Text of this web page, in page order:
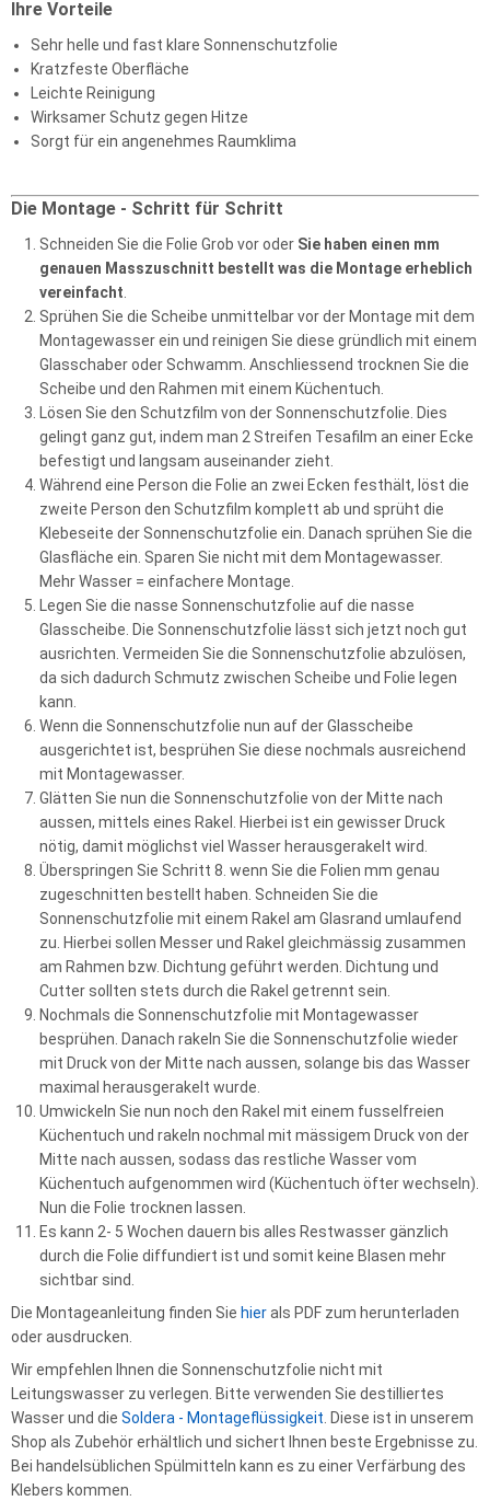
Ihre Vorteile
Sehr helle und fast klare Sonnenschutzfolie
Kratzfeste Oberfläche
Leichte Reinigung
Wirksamer Schutz gegen Hitze
Sorgt für ein angenehmes Raumklima
Die Montage - Schritt für Schritt
Schneiden Sie die Folie Grob vor oder Sie haben einen mm
genauen Masszuschnitt bestellt was die Montage erheblich
vereinfacht
Sprühen Sie die Scheibe unmittelbar vor der Montage mit dem
Montagewasser ein und reinigen Sie diese gründlich mit einem
Glasschaber oder Schwamm. Anschliessend trocknen Sie die
Scheibe und den Rahmen mit einem Küchentuch.
Lösen Sie den Schutzfilm von der Sonnenschutzfolie. Dies
gelingt ganz gut, indem man 2 Streifen Tesafilm an einer Ecke
befestigt und langsam auseinander zieht.
Während eine Person die Folie an zwei Ecken festhält, löst die
zweite Person den Schutzfilm komplett ab und sprüht die
Klebeseite der Sonnenschutzfolie ein. Danach sprühen Sie die
Glasfläche ein. Sparen Sie nicht mit dem Montagewasser.
Mehr Wasser = einfachere Montage.
Legen Sie die nasse Sonnenschutzfolie auf die nasse
Glasscheibe. Die Sonnenschutzfolie lässt sich jetzt noch gut
ausrichten. Vermeiden Sie die Sonnenschutzfolie abzulösen,
da sich dadurch Schmutz zwischen Scheibe und Folie legen
kann.
Wenn die Sonnenschutzfolie nun auf der Glasscheibe
ausgerichtet ist, besprühen Sie diese nochmals ausreichend
mit Montagewasser.
Glätten Sie nun die Sonnenschutzfolie von der Mitte nach
aussen, mittels eines Rakel. Hierbei ist ein gewisser Druck
nötig, damit möglichst viel Wasser herausgerakelt wird.
Überspringen Sie Schritt 8. wenn Sie die Folien mm genau
zugeschnitten bestellt haben. Schneiden Sie die
Sonnenschutzfolie mit einem Rakel am Glasrand umlaufend
zu. Hierbei sollen Messer und Rakel gleichmässig zusammen
am Rahmen bzw. Dichtung geführt werden. Dichtung und
Cutter sollten stets durch die Rakel getrennt sein.
Nochmals die Sonnenschutzfolie mit Montagewasser
besprühen. Danach rakeln Sie die Sonnenschutzfolie wieder
mit Druck von der Mitte nach aussen, solange bis das Wasser
maximal herausgerakelt wurde.
Umwickeln Sie nun noch den Rakel mit einem fusselfreien
Küchentuch und rakeln nochmal mit mässigem Druck von der
Mitte nach aussen, sodass das restliche Wasser vom
Küchentuch aufgenommen wird (Küchentuch öfter wechseln).
Nun die Folie trocknen lassen.
Es kann 2- 5 Wochen dauern bis alles Restwasser gänzlich
durch die Folie diffundiert ist und somit keine Blasen mehr
sichtbar sind.
Die Montageanleitung finden Sie hierals PDF zum herunterladen
oder ausdrucken.
Wir empfehlen Ihnen die Sonnenschutzfolie nicht mit
Leitungswasser zu verlegen. Bitte verwenden Sie destilliertes
Wasser und die Soldera - Montageflüssigkeit . Diese ist in unserem
Shop als Zubehör erhältlich und sichert Ihnen beste Ergebnisse zu.
Bei handelsüblichen Spülmitteln kann es zu einer Verfärbung des
Klebers kommen.